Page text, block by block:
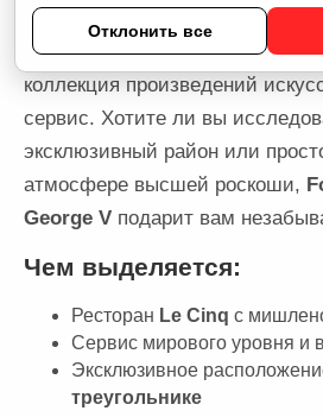
гостей ждёт ресторан Le Cinq
мишленовскими звёздами,
коллекция произведений
сервис. Хотите ли вы
эксклюзивный район или
атмосфере высшей роскоши,
George V подарит вам
Чем выделяется:
Ресторан Le Cinq с
Сервис мирового уровня и
Эксклюзивное
треугольнике
Отклонить все